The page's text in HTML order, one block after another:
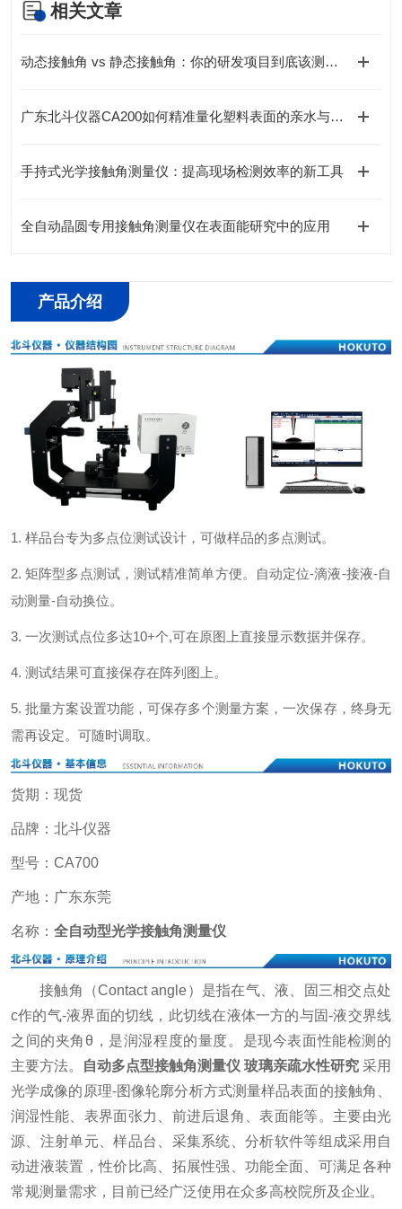
相关文章
动态接触角 vs 静态接触角：你的研发项目到底该测哪一个？
广东北斗仪器CA200如何精准量化塑料表面的亲水与疏水行为？
手持式光学接触角测量仪：提高现场检测效率的新工具
全自动晶圆专用接触角测量仪在表面能研究中的应用
产品介绍
1. 样品台专为多点位测试设计，可做样品的多点测试。
2. 矩阵型多点测试，测试精准简单方便。自动定位-滴液-接液-自
动测量-自动换位。
3. 一次测试点位多达10+个,可在原图上直接显示数据并保存。
4. 测试结果可直接保存在阵列图上。
5. 批量方案设置功能，可保存多个测量方案，一次保存，终身无
需再设定。可随时调取。
货期：现货
品牌：北斗仪器
型号：CA700
产地：广东东莞
名称： 全自动型光学接触角测量仪
接触角（Contact angle）是指在气、液、固三相交点处
c作的气-液界面的切线，此切线在液体一方的与固-液交界线
之间的夹角θ，是润湿程度的量度。是现今表面性能检测的
主要方法。
自动多点型接触角测量仪 玻璃亲疏水性研究 采用
光学成像的原理-图像轮廓分析方式测量样品表面的接触角、
润湿性能、表界面张力、前进后退角、表面能等。主要由光
源、注射单元、样品台、采集系统、分析软件等组成采用自
动进液装置，性价比高、拓展性强、功能全面、可满足各种
常规测量需求，目前已经广泛使用在众多高校院所及企业。